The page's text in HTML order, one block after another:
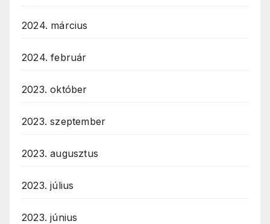
2024. március
2024. február
2023. október
2023. szeptember
2023. augusztus
2023. július
2023. június